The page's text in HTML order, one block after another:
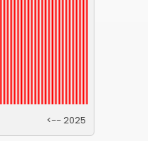
<-- 2025